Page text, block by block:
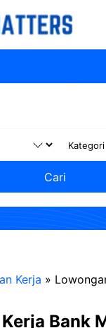
Cari
Kerja »
Bank